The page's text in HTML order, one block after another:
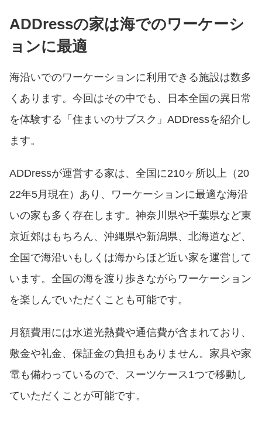
ADDressの家は海でのワーケーシ
ョンに最適
海沿いでのワーケーションに利用できる施設は数多
くあります。今回はその中でも、日本全国の異日常
を体験する「住まいのサブスク」ADDressを紹介し
ます。
ADDressが運営する家は、全国に210ヶ所以上（20
22年5月現在）あり、ワーケーションに最適な海沿
いの家も多く存在します。神奈川県や千葉県など東
京近郊はもちろん、沖縄県や新潟県、北海道など、
全国で海沿いもしくは海からほど近い家を運営して
います。全国の海を渡り歩きながらワーケーション
を楽しんでいただくことも可能です。
月額費用には水道光熱費や通信費が含まれており、
敷金や礼金、保証金の負担もありません。家具や家
電も備わっているので、スーツケース1つで移動し
ていただくことが可能です。